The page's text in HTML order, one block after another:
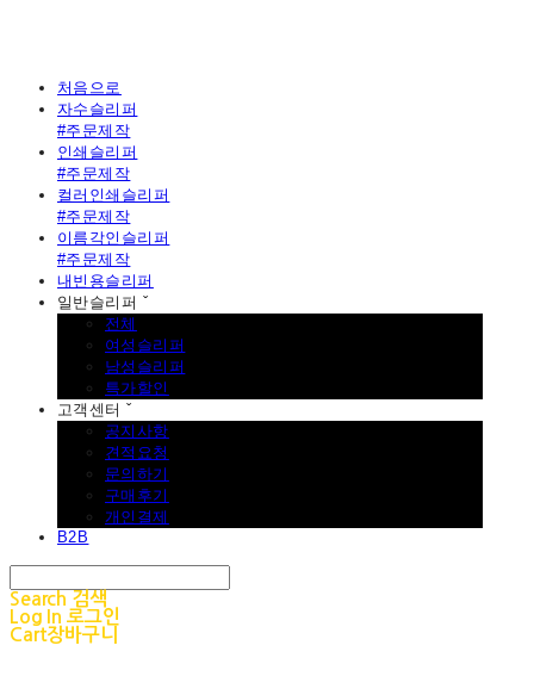
처음으로
자수슬리퍼
#주문제작
인쇄슬리퍼
#주문제작
컬러인쇄슬리퍼
#주문제작
이름각인슬리퍼
#주문제작
내빈용슬리퍼
일반슬리퍼 ˇ
전체
여성슬리퍼
남성슬리퍼
특가할인
고객센터 ˇ
공지사항
견적요청
문의하기
구매후기
개인결제
B2B
Search 검색
Log In 로그인
Cart장바구니